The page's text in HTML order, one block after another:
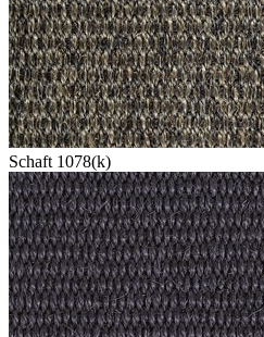
Schaft 1078(k)